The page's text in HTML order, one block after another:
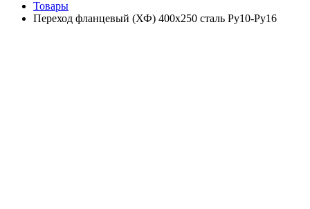
Товары
Переход фланцевый (ХФ) 400х250 сталь Ру10-Ру16